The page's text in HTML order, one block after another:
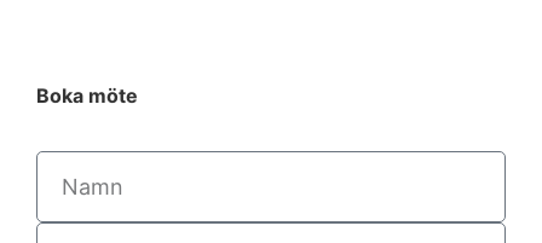
Boka möte